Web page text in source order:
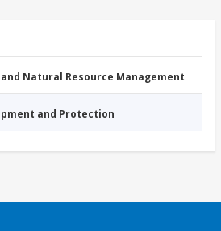
and Natural Resource Management
and Protection